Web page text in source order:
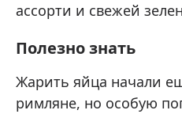
ассорти и свежей
Полезно знать
Жарить яйца начали
римляне, но особую